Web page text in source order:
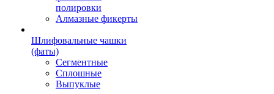
полировки
Алмазные фикерты
Шлифовальные чашки
(фаты)
Сегментные
Сплошные
Выпуклые